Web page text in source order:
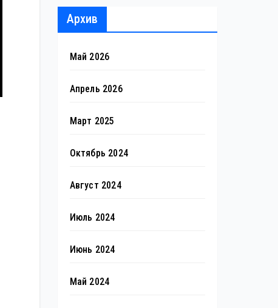
Архив
Май 2026
Апрель 2026
Март 2025
Октябрь 2024
Август 2024
Июль 2024
Июнь 2024
Май 2024